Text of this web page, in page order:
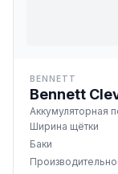
BENNETT
Bennett
Аккумуляторная
Ширина щётки
Баки